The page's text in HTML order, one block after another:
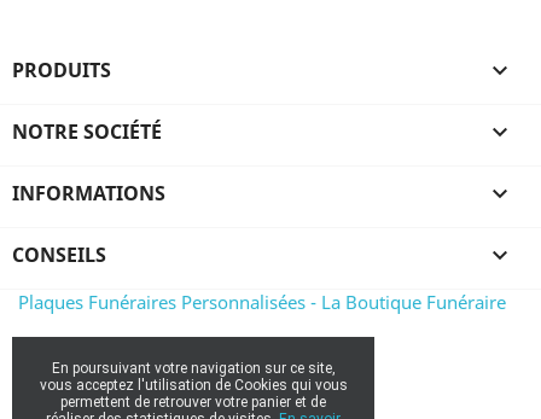
PRODUITS 
NOTRE SOCIÉTÉ 
INFORMATIONS 
CONSEILS 
Plaques Funéraires Personnalisées - La Boutique Funéraire
En poursuivant votre navigation sur ce site,
vous acceptez l'utilisation de Cookies qui vous
permettent de retrouver votre panier et de